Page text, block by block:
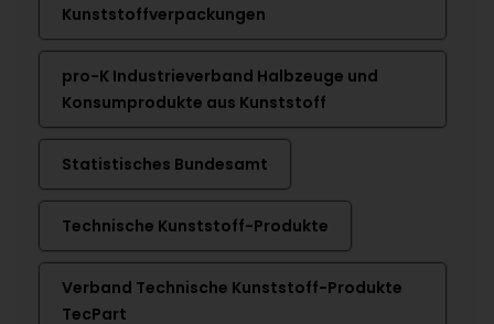
Kunststoffverpackungen
pro-K Industrieverband Halbzeuge und
Konsumprodukte aus Kunststoff
Statistisches Bundesamt
Technische Kunststoff-Produkte
Verband Technische Kunststoff-Produkte
TecPart